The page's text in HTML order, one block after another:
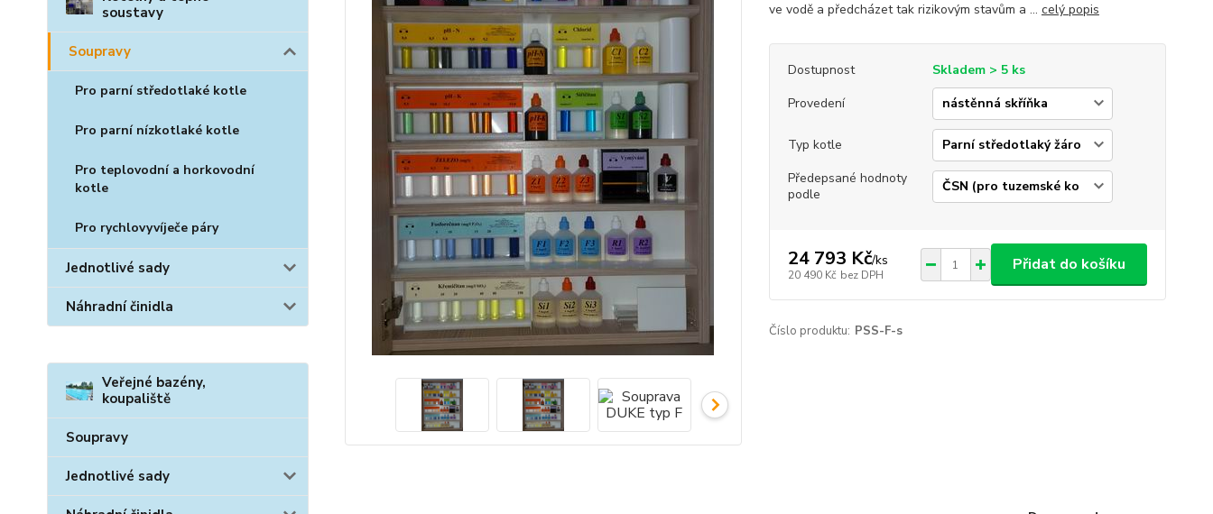
soustavy
Soupravy
Pro parní středotlaké kotle
Pro parní nízkotlaké kotle
Pro teplovodní a horkovodní
kotle
Pro rychlovyvíječe páry
Jednotlivé sady
Náhradní činidla
Veřejné bazény,
koupaliště
Soupravy
Jednotlivé sady
ve vodě a předcházet tak rizikovým stavům a ... celý popis
Dostupnost
Skladem > 5 ks
Provedení
Typ kotle
Předepsané hodnoty
podle
24 793 Kč/ks
20 490 Kč bez DPH
Přidat do košíku
Číslo produktu: PSS-F-s